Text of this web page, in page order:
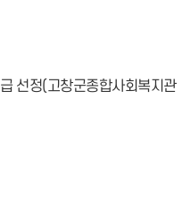
선정(고창군종합사회복지관